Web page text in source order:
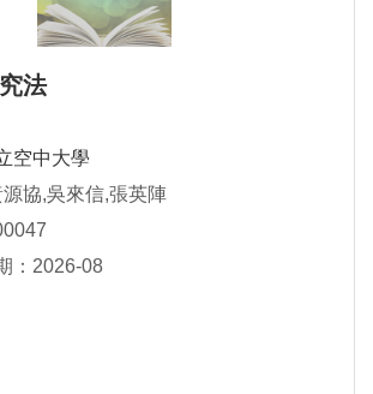
法
空中大學
協,吳來信,張英陣
：2026-08